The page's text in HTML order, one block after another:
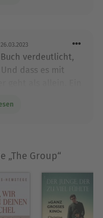
»Three Women«)
verdeutlicht,
dass es mit
„The Group“